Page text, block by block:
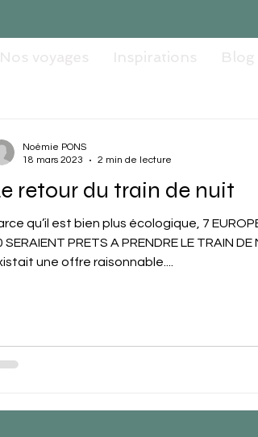
Nos voyages Inspirations Blog
retour du train de nuit
qu’il est bien plus écologique, 7
SERAIENT PRETS A PRENDRE LE TRAIN DE
une offre raisonnable....
Noémie PONS
18 mars 2023
2 min de lecture